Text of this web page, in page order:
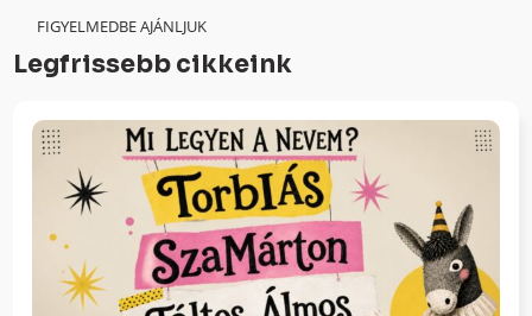
FIGYELMEDBE AJÁNLJUK
Legfrissebb cikkeink